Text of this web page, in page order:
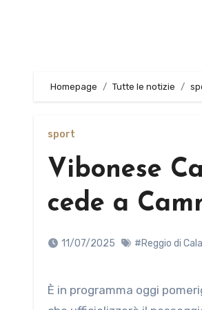
Homepage Tutte le notizie
sport
Vibonese
cede a
11/07/2025 #Reggio di
È in programma oggi pomeriggio, alle ore 15:30, presso la sala stampa dello stadio Luigi Razza, la conferenza